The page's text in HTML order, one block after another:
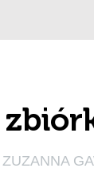
ZUZANNA